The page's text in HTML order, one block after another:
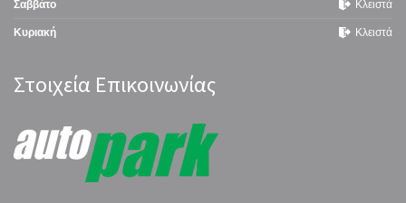
Σαββάτο Κλειστά
Κυριακή Κλειστά
Στοιχεία Επικοινωνίας